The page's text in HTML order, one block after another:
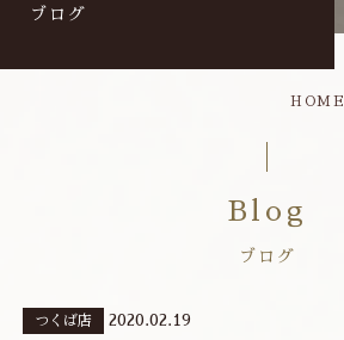
ブログ
HOME
Blog
ブログ
つくば店 2020.02.19